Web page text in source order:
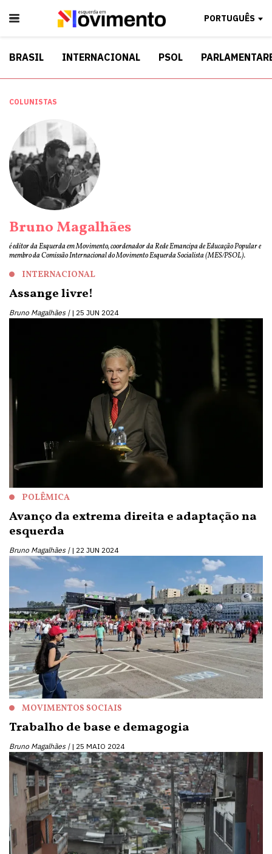
PORTUGUÊS
BRASIL INTERNACIONAL PSOL
COLUNISTAS
Bruno Magalhães
é editor da Esquerda em Movimento, coordenador da Rede Emancipa de Educação Popular e
membro da Comissão Internacional do Movimento Esquerda Socialista (MES/PSOL).
INTERNACIONAL
Assange livre!
Bruno Magalhães | 25 JUN 2024
POLÊMICA
Avanço da extrema direita e adaptação na
esquerda
Bruno Magalhães | 22 JUN 2024
MOVIMENTOS SOCIAIS
Trabalho de base e demagogia
Bruno Magalhães | 25 MAIO 2024